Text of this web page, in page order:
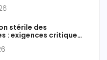
stérile des
: exigences critiques